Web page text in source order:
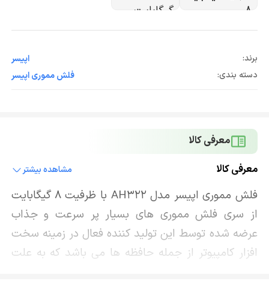
برند:
اپیسر
دسته بندی:
فلش مموری اپیسر
معرفی کالا
معرفی کالا
مشاهده بیشتر
فلش مموری اپیسر مدل AH322 با ظرفیت 8 گیگابایت
از سری فلش مموری های بسیار پر سرعت و جذاب
عرضه شده توسط این تولید کننده فعال در زمینه سخت
افزار کامپیوتر از جمله حافظه ها می باشد که به علت